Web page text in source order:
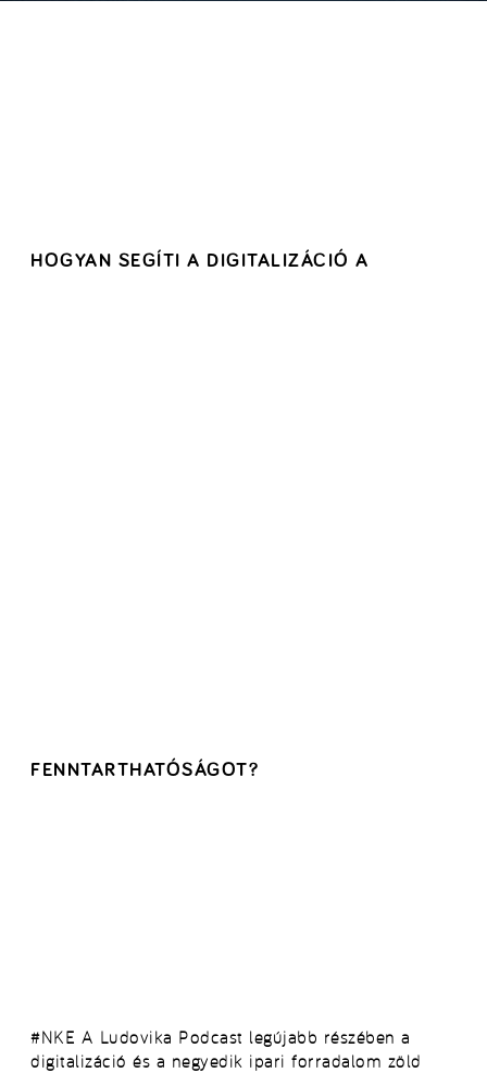
HOGYAN SEGÍTI A DIGITALIZÁCIÓ A
FENNTARTHATÓSÁGOT?
#NKE A Ludovika Podcast legújabb részében a
digitalizáció és a negyedik ipari forradalom zöld